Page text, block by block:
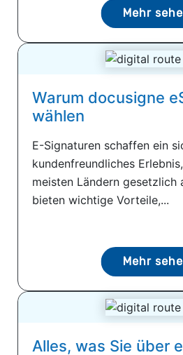
Mehr
Warum docusigne
wählen
E-Signaturen schaffen ein
kundenfreundliches
meisten Ländern gesetzlich
bieten wichtige Vorteile,...
Mehr
Alles, was Sie über